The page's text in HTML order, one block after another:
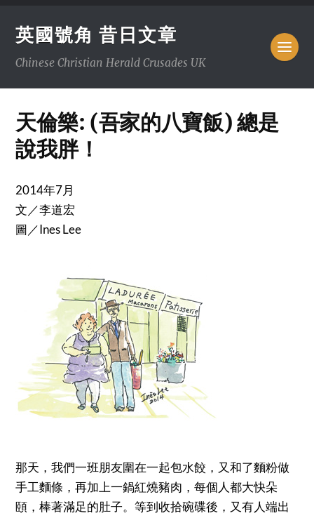
英國號角 昔日文章
Chinese Christian Herald Crusades UK
天倫樂: (吾家的八寶飯) 總是
說我胖！
2014年7月
文／李道宏
圖／Ines Lee
那天，我們一班朋友圍在一起包水餃，又和了麵粉做
手工麵條，再加上一鍋紅燒豬肉，每個人都大快朵
頤，棒著滿足的肚子。等到收拾碗碟後，又有人端出